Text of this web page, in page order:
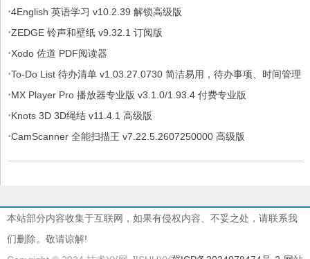
·4English 英语学习 v10.2.39 解锁高级版
·ZEDGE 铃声和壁纸 v9.32.1 订阅版
·Xodo 佐道 PDF阅读器
·To-Do List 待办清单 v1.03.27.0730 简洁易用，待办事项、时间管理
软件，解锁专业版
·MX Player Pro 播放器专业版 v3.1.0/1.93.4 付费专业版
·Knots 3D 3D绳结 v11.4.1 高级版
·CamScanner 全能扫描王 v7.22.5.2607250000 高级版
本站部分内容收集于互联网，如果有侵权内容、不妥之处，请联系我
们删除。敬请谅解!